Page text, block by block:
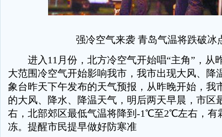
强冷空气来袭 青岛气温将跌破冰
进入11月份，北方冷空气开始唱“主角”，从
大范围冷空气开始影响我市，我市出现大风、降
象台昨天下午发布的天气预报，从昨晚开始，我
的大风、降水、降温天气，明后两天早晨，市区
右，北部郊区最低气温将降到-1℃至2℃左右，有
冻。提醒市民提早做好防寒准